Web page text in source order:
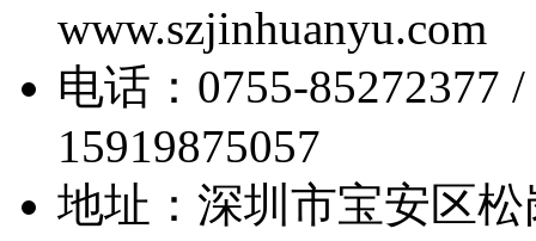
www.szjinhuanyu.com
电话：0755-85272377
15919875057
地址：深圳市宝安区